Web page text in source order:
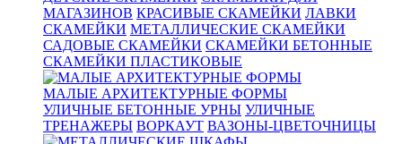
МАГАЗИНОВ КРАСИВЫЕ СКАМЕЙКИ ЛАВКИ
СКАМЕЙКИ МЕТАЛЛИЧЕСКИЕ СКАМЕЙКИ
САДОВЫЕ СКАМЕЙКИ СКАМЕЙКИ БЕТОННЫЕ
СКАМЕЙКИ ПЛАСТИКОВЫЕ
МАЛЫЕ АРХИТЕКТУРНЫЕ ФОРМЫ
УЛИЧНЫЕ БЕТОННЫЕ УРНЫ УЛИЧНЫЕ
ТРЕНАЖЕРЫ ВОРКАУТ ВАЗОНЫ-ЦВЕТОЧНИЦЫ